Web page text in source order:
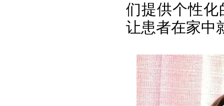
们提供个性
让患者在家中